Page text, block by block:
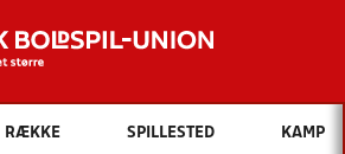
Hvad vil du søge efter?
RÆKKE SPILLESTED KAMP